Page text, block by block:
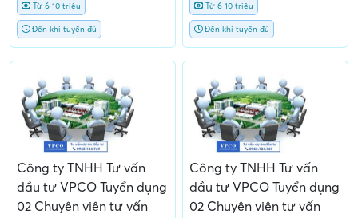
Từ 6-10 triệu
Đến khi tuyển đủ
Từ 6-10 triệu
Đến khi tuyển đủ
Công ty TNHH Tư vấn
đầu tư VPCO Tuyển dụng
02 Chuyên viên tư vấn
Công ty TNHH Tư vấn
đầu tư VPCO Tuyển dụng
02 Chuyên viên tư vấn